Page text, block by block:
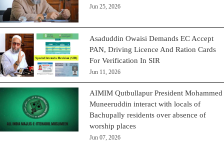
Jun 25, 2026
Asaduddin Owaisi Demands EC Accept
PAN, Driving Licence And Ration Cards
For Verification In SIR
Jun 11, 2026
AIMIM Qutbullapur President Mohammed
Muneeruddin interact with locals of
Bachupally residents over absence of
worship places
Jun 07, 2026